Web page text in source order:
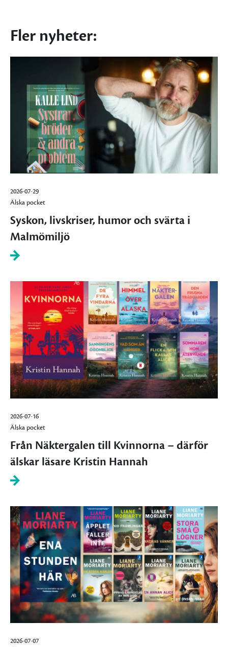
Fler nyheter:
2026-07-29
Älska pocket
Syskon, livskriser, humor och svärta i
Malmömiljö
2026-07-16
Älska pocket
Från Näktergalen till Kvinnorna – därför
älskar läsare Kristin Hannah
2026-07-07